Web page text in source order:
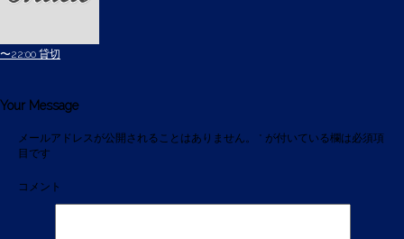
〜22:00 貸切
Your Message
メールアドレスが公開されることはありません。 * が付いている欄は必須項
目です
コメント